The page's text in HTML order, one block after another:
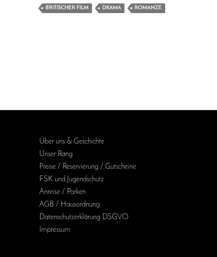
BRITISCHER FILM DRAMA ROMANZE
Über uns & Geschichte
Unser Rang
Preise / Reservierung / Gutscheine
FSK und Jugendschutz
Anreise / Parken
AGB / Haus­ordnung
Daten­schutz­erklärung DSGVO
Impressum